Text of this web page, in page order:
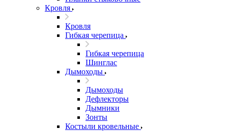
Кровля
Кровля
Гибкая черепица
Гибкая черепица
Шинглас
Дымоходы
Дымоходы
Дефлекторы
Дымники
Зонты
Костыли кровельные